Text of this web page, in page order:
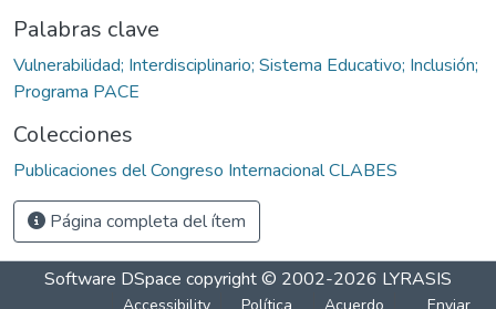
Palabras clave
Vulnerabilidad; Interdisciplinario; Sistema Educativo; Inclusión;
Programa PACE
Colecciones
Publicaciones del Congreso Internacional CLABES
Página completa del ítem
Software DSpace copyright © 2002-2026 LYRASIS